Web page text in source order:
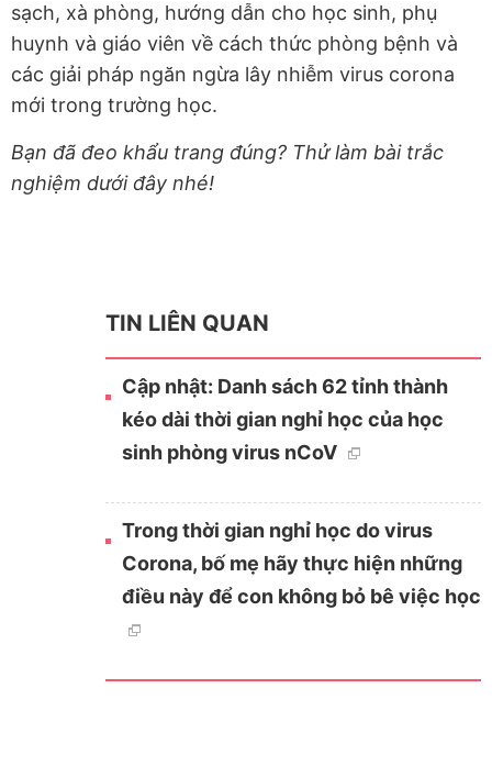
sạch, xà phòng, hướng dẫn cho học sinh, phụ
huynh và giáo viên về cách thức phòng bệnh và
các giải pháp ngăn ngừa lây nhiễm virus corona
mới trong trường học.
Bạn đã đeo khẩu trang đúng? Thử làm bài trắc
nghiệm dưới đây nhé!
TIN LIÊN QUAN
Cập nhật: Danh sách 62 tỉnh thành
kéo dài thời gian nghỉ học của học
sinh phòng virus nCoV
Trong thời gian nghỉ học do virus
Corona, bố mẹ hãy thực hiện những
điều này để con không bỏ bê việc học